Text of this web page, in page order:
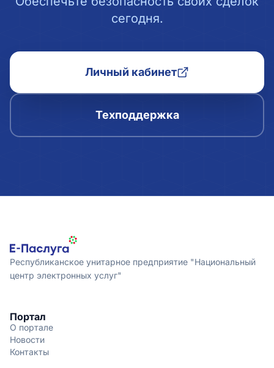
сегодня.
Личный кабинет
Техподдержка
Республиканское унитарное предприятие "Национальный
центр электронных услуг"
Портал
О портале
Новости
Контакты